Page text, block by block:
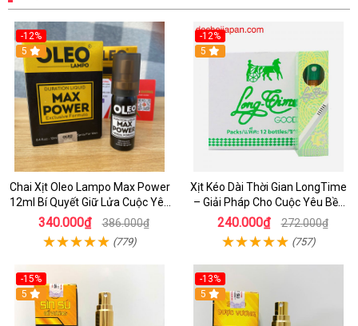
-12%
5
Chai Xịt Oleo Lampo Max Power
12ml Bí Quyết Giữ Lửa Cuộc Yêu
Bền Bỉ
340.000₫ 386.000₫
(779)
-12%
5
Xịt Kéo Dài Thời Gian LongTime
– Giải Pháp Cho Cuộc Yêu Bền
Bỉ, Mạnh Mẽ
240.000₫ 272.000₫
(757)
-15%
5
-13%
5